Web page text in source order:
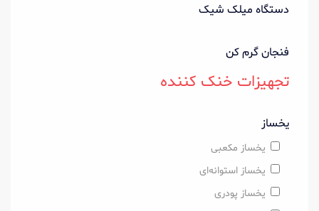
دستگاه میلک شیک
فنجان گرم کن
تجهیزات خنک کننده
یخساز
یخساز مکعبی
یخساز استوانه‌ای
یخساز پودری